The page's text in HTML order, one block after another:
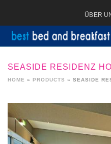
ÜBER
SEASIDE RESIDENZ
HOME » PRODUCTS » SEASIDE